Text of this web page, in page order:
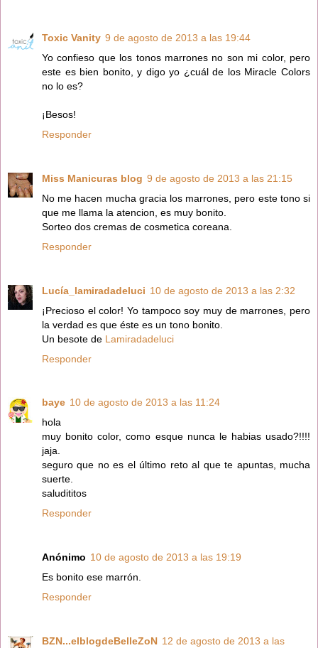
Toxic Vanity 9 de agosto de 2013 a las 19:44
Yo confieso que los tonos marrones no son mi color, pero
este es bien bonito, y digo yo ¿cuál de los Miracle Colors
no lo es?
¡Besos!
Responder
Miss Manicuras blog 9 de agosto de 2013 a las 21:15
No me hacen mucha gracia los marrones, pero este tono si
que me llama la atencion, es muy bonito.
Sorteo dos cremas de cosmetica coreana.
Responder
Lucía_lamiradadeluci 10 de agosto de 2013 a las 2:32
¡Precioso el color! Yo tampoco soy muy de marrones, pero
la verdad es que éste es un tono bonito.
Un besote de Lamiradadeluci
Responder
baye 10 de agosto de 2013 a las 11:24
hola
muy bonito color, como esque nunca le habias usado?!!!!
jaja.
seguro que no es el último reto al que te apuntas, mucha
suerte.
saludititos
Responder
Anónimo 10 de agosto de 2013 a las 19:19
Es bonito ese marrón.
Responder
BZN...elblogdeBelleZoN 12 de agosto de 2013 a las